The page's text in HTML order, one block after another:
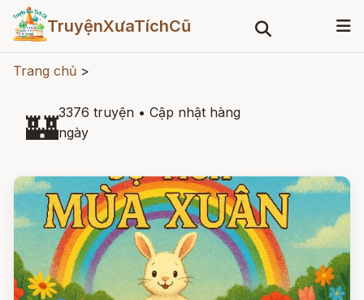
TruyệnXưaTíchCũ
Trang chủ >
🏰3376 truyện • Cập nhật hàng
ngày